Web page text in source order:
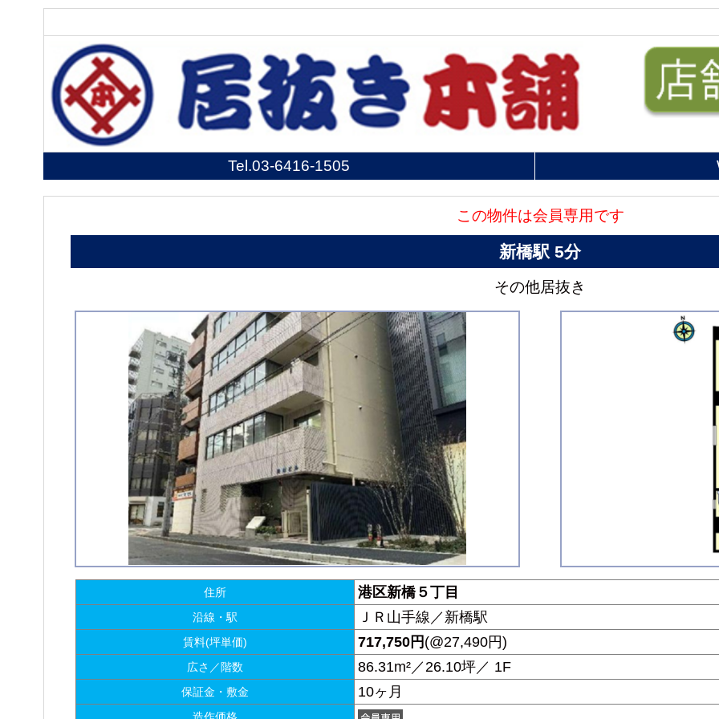
Tel.03-6416-1505
この物件は会員専用です
新橋駅 5分
その他居抜き
住所 港区新橋５丁目
沿線・駅 ＪＲ山手線／新橋駅
賃料(坪単価) 717,750円 (@27,490円)
広さ／階数 86.31m²／26.10坪／ 1F
保証金・敷金 10ヶ月